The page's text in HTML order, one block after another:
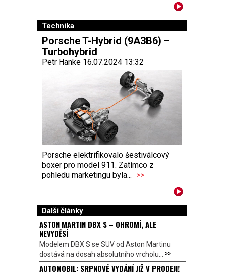
Technika
Porsche T-Hybrid (9A3B6) –
Turbohybrid
Petr Hanke 16.07.2024 13:32
Porsche elektrifikovalo šestiválcový
boxer pro model 911. Zatímco z
pohledu marketingu byla... >>
Další články
ASTON MARTIN DBX S – OHROMÍ, ALE
NEVYDĚSÍ
Modelem DBX S se SUV od Aston Martinu
dostává na dosah absolutního vrcholu... >>
AUTOMOBIL: SRPNOVÉ VYDÁNÍ JIŽ V PRODEJI!